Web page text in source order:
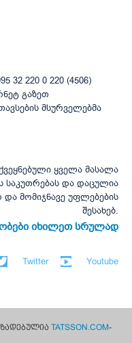
32 220 0 220 (4506)
გაზეთ
მსურველებმა
ყველა მასალა
საკუთრებას და დაცულია
მომიჯნავე უფლებების
შესახებ.
იხილეთ სრულად
Twitter Youtube
TATSSON.COM-